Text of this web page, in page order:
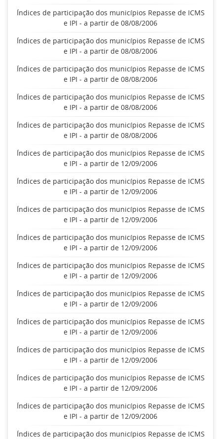
Índices de participação dos municípios Repasse de ICMS
e IPI - a partir de 08/08/2006
Índices de participação dos municípios Repasse de ICMS
e IPI - a partir de 08/08/2006
Índices de participação dos municípios Repasse de ICMS
e IPI - a partir de 08/08/2006
Índices de participação dos municípios Repasse de ICMS
e IPI - a partir de 08/08/2006
Índices de participação dos municípios Repasse de ICMS
e IPI - a partir de 08/08/2006
Índices de participação dos municípios Repasse de ICMS
e IPI - a partir de 12/09/2006
Índices de participação dos municípios Repasse de ICMS
e IPI - a partir de 12/09/2006
Índices de participação dos municípios Repasse de ICMS
e IPI - a partir de 12/09/2006
Índices de participação dos municípios Repasse de ICMS
e IPI - a partir de 12/09/2006
Índices de participação dos municípios Repasse de ICMS
e IPI - a partir de 12/09/2006
Índices de participação dos municípios Repasse de ICMS
e IPI - a partir de 12/09/2006
Índices de participação dos municípios Repasse de ICMS
e IPI - a partir de 12/09/2006
Índices de participação dos municípios Repasse de ICMS
e IPI - a partir de 12/09/2006
Índices de participação dos municípios Repasse de ICMS
e IPI - a partir de 12/09/2006
Índices de participação dos municípios Repasse de ICMS
e IPI - a partir de 12/09/2006
Índices de participação dos municípios Repasse de ICMS